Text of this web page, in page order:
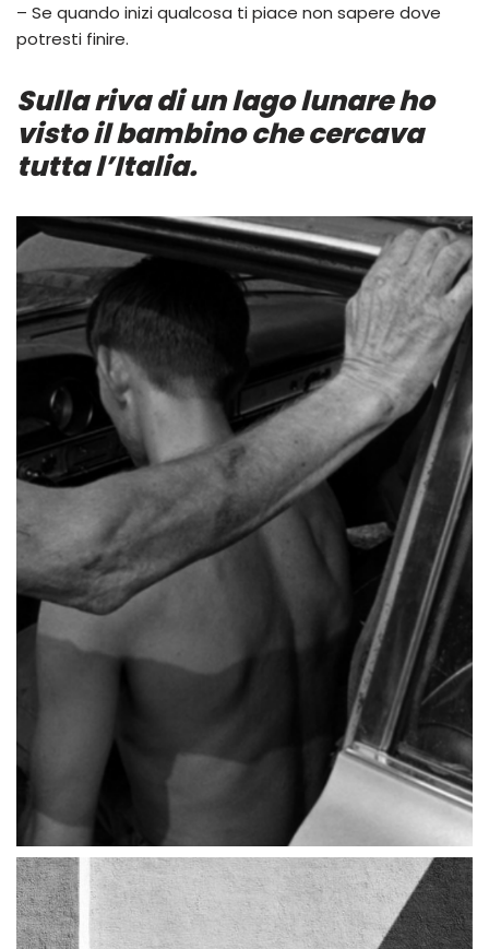
– Se quando inizi qualcosa ti piace non sapere dove
potresti finire.
Sulla riva di un lago lunare ho
visto il bambino che cercava
tutta l’Italia.